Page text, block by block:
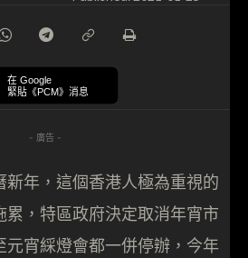
在 Google
緊貼《PCM》消息
- 廣告 -
新年，這個香港人極為重視的
累，特區政府決定取消年宵市
宵綵燈會都一併停辦，今年